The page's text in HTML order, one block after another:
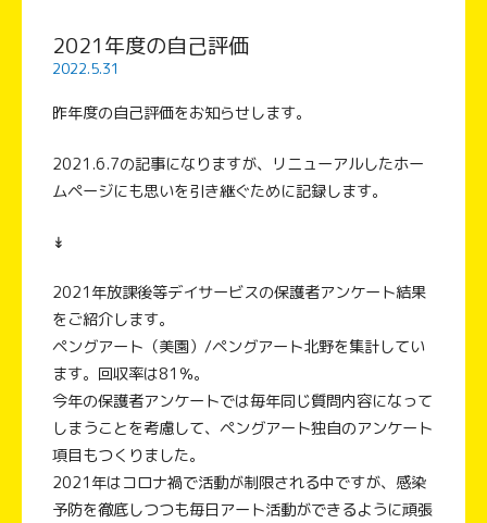
2021年度の自己評価
2022.5.31
昨年度の自己評価をお知らせします。
2021.6.7の記事になりますが、リニューアルしたホー
ムページにも思いを引き継ぐために記録します。
↡
2021年放課後等デイサービスの保護者アンケート結果
をご紹介します。
ペングアート（美園）/ペングアート北野を集計してい
ます。回収率は81％。
今年の保護者アンケートでは毎年同じ質問内容になって
しまうことを考慮して、ペングアート独自のアンケート
項目もつくりました。
2021年はコロナ禍で活動が制限される中ですが、感染
予防を徹底しつつも毎日アート活動ができるように頑張